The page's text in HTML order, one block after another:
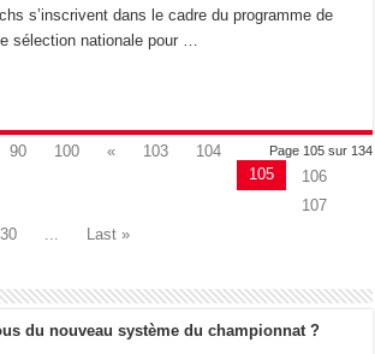
s’inscrivent dans le cadre du programme de
sélection nationale pour …
Page 105 sur 134
90 100 « 103
104
105
106
107
Last »
du nouveau système du championnat ?